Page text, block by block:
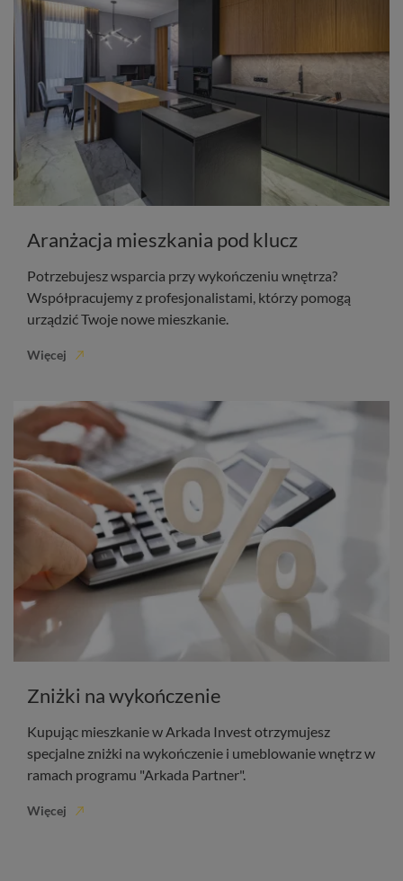
Aranżacja mieszkania pod klucz
Potrzebujesz wsparcia przy wykończeniu wnętrza?
Współpracujemy z profesjonalistami, którzy pomogą
urządzić Twoje nowe mieszkanie.
Więcej
Zniżki na wykończenie
Kupując mieszkanie w Arkada Invest otrzymujesz
specjalne zniżki na wykończenie i umeblowanie wnętrz w
ramach programu "Arkada Partner".
Więcej